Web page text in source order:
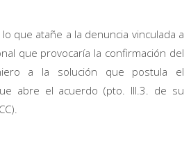
que atañe a la denuncia vinculada a
que provocaría la confirmación del
a la solución que postula el
abre el acuerdo (pto. III.3. de su